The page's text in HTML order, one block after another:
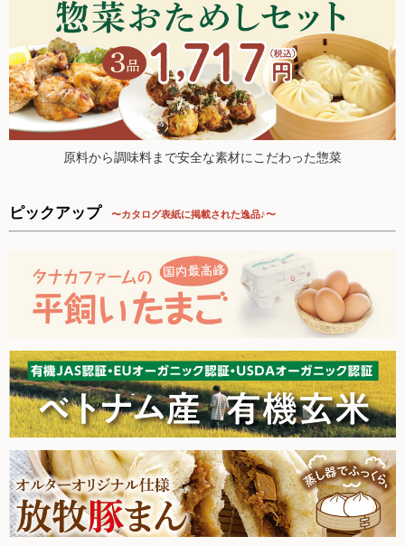
粉・餅
健康応援グッズ
石けん・生活用品
食べもの百科（書籍）
ご利用ガイド
取扱いアイテム数について
カートについて
送料ついて
返品・キャンセルについて
お支払い方法について
賞味期限について
よくあるご質問
2026.4.30 ナカムラクリニック 中村先生のブログでオルター
が紹介されました！
2026.4.25【毎週土曜日更新！】品ものアイテムを更新しまし
た。
2026.4.18【毎週土曜日更新！】品ものアイテムを更新。今週
も新登場アイテム多数！
2026.4.11【毎週土曜日更新！】品ものアイテムを更新。今週
も新登場アイテム多数！
2026.3.28【毎週土曜日更新！】品ものアイテムを更新しまし
た。
2026.3.21【毎週土曜日更新！】品ものアイテムを更新しまし
た。
2026.3.14【毎週土曜日更新！】品ものアイテムを更新しまし
た。
2026.3.7【毎週土曜日更新！】品ものアイテムを更新しまし
た。
2026.2.28【毎週土曜日更新！】品ものアイテムを更新しまし
た。
2026.2.21【毎週土曜日更新！】品ものアイテムを更新しまし
た。
2026.2.14【毎週土曜日更新！】品ものアイテムを更新しまし
た。
2026.2.7【毎週土曜日更新！】品ものアイテムを更新しまし
た。
2026.1.31【毎週土曜日更新！】品ものアイテムを更新しまし
原料から調味料まで安全な素材にこだわった惣菜
ピックアップ 〜カタログ表紙に掲載された逸品♪〜